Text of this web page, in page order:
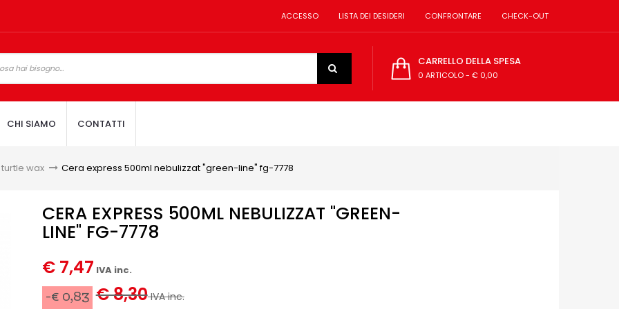
ACCESSO LISTA DEI DESIDERI CONFRONTARE CHECK-OUT
CARRELLO DELLA SPESA
0 ARTICOLO- € 0,00
CHI SIAMO CONTATTI
wax > Cera express 500ml nebulizzat "green-line" fg-7778
CERA EXPRESS 500ML NEBULIZZAT "GREEN-
LINE" FG-7778
€ 7,47 IVA inc.
-€ 0,83 € 8,30IVA inc.